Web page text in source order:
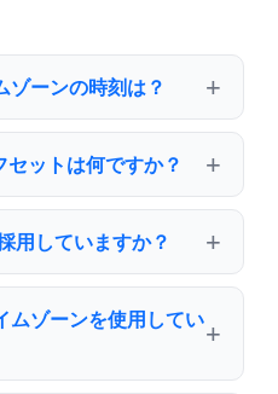
ーンの時刻は？
ットは何ですか？
用していますか？
ゾーンを使用してい